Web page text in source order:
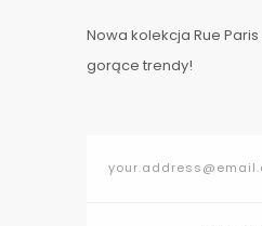
Nowa kolekcja Rue
gorące trendy!